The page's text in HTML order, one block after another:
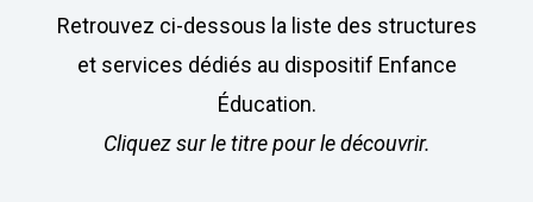
Retrouvez ci-dessous la liste des structures
et services dédiés au dispositif Enfance
Éducation.
Cliquez sur le titre pour le découvrir.